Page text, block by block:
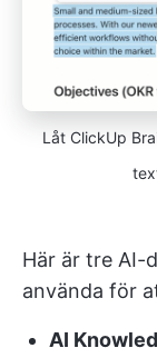
Låt ClickUp
Här är tre AI-
använda för
AI